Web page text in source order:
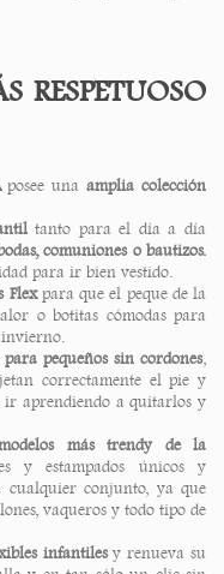
RESPETUOSO
posee unaamplia colección
tanto para el día a día
comuniones o bautizos.
para ir bien vestido.
Flexpara que el peque de la
o botitas cómodas para
pequeños sin cordones,
correctamente el pie y
ir aprendiendo a quitarlos y
más trendy de la
y estampados únicos y
cualquier conjunto, ya que
vaqueros y todo tipo de
infantilesy renueva su